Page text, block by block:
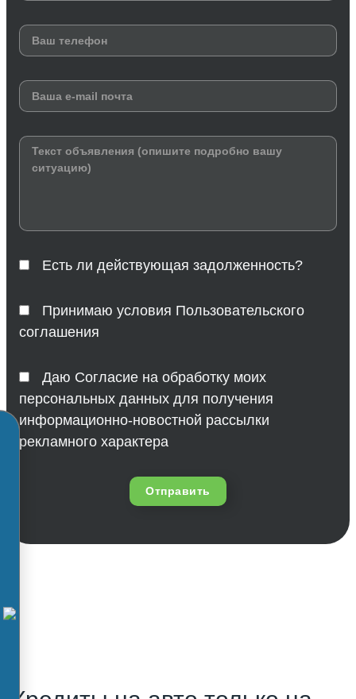
Есть ли действующая задолженность?
Принимаю условия Пользовательского
соглашения
Даю Согласие на обработку моих
персональных данных для получения
информационно-новостной рассылки
рекламного характера
Отправить